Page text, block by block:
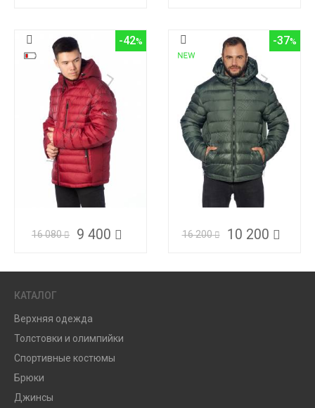
-42
16 080 9 400
-37
16 200 10 200
КАТАЛОГ
Верхняя одежда
Толстовки и олимпийки
Спортивные костюмы
Брюки
Джинсы